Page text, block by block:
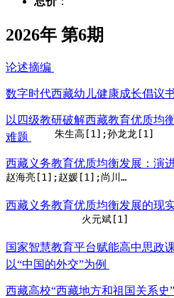
2026年 第6期
论述摘编
数字时代西藏幼儿健康成长倡议
以四级教研破解西藏教育优质均
难题
朱生高[1];孙龙龙[1]
西藏义务教育优质均衡发展：演
赵海亮[1];赵媛[1];尚川力[1]
西藏义务教育优质均衡发展的现
火元斌[1]
国家智慧教育平台赋能高中思
以“中国的外交”为例
西藏高校“西藏地方和祖国关系史